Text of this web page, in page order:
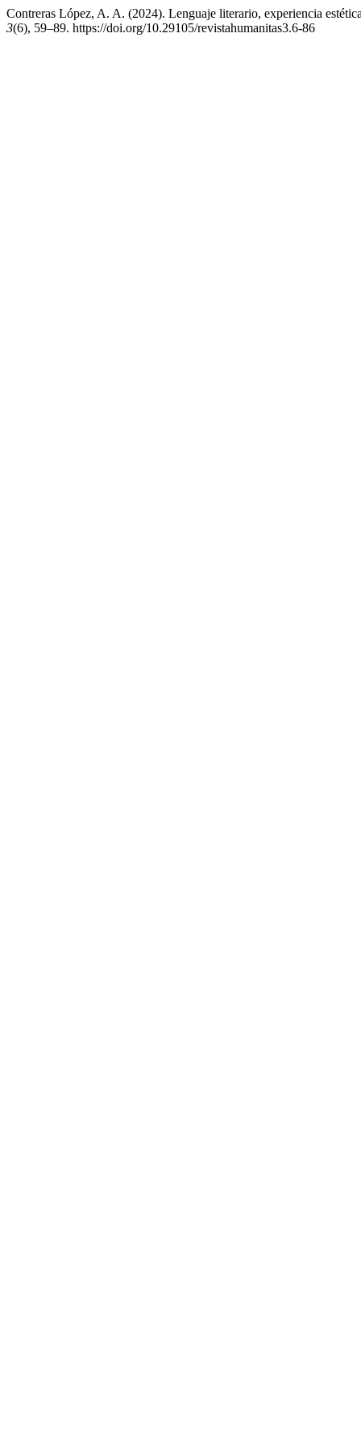
Contreras López, A. A. (2024). Lenguaje literario, experiencia
3(6), 59–89. https://doi.org/10.29105/revistahumanitas3.6-86